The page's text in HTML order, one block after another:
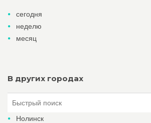
сегодня
неделю
месяц
В других городах
Нолинск